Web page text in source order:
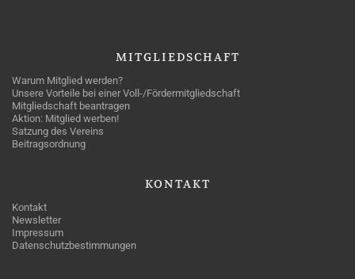
MITGLIEDSCHAFT
Warum Mitglied werden?
Unsere Vorteile bei einer Voll-/Fördermitgliedschaft
Mitgliedschaft beantragen
Aktion: Mitglied werben!
Satzung des Vereins
Beitragsordnung
KONTAKT
Kontakt
Newsletter
Impressum
Datenschutzbestimmungen